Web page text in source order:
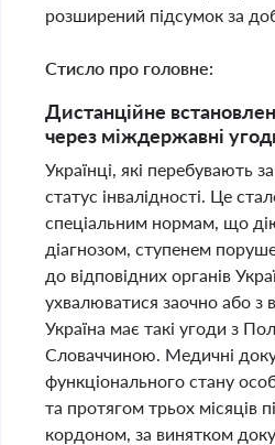
розширений підсумок за
Стисло про головне:
Дистанційне
через міждержавні
Українці, які перебувають
статус інвалідності. Це
спеціальним нормам, що
діагнозом, ступенем
до відповідних органів
ухвалюватися заочно або з
Україна має такі угоди з
Словаччиною. Медичні
функціонального стану
та протягом трьох місяців
кордоном, за винятком